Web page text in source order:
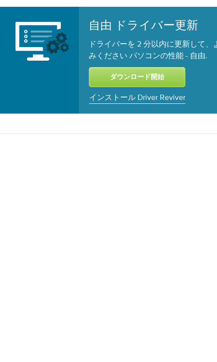
自由 ドライバー更新
ドライバーを 2 分以内に更新して、
みください パソコンの性能 - 自由.
インストール Driver Reviver